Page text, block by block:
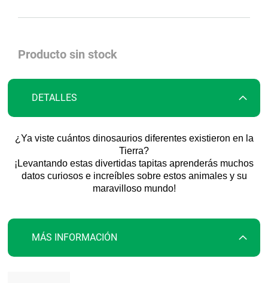
Producto sin stock
DETALLES
¿Ya viste cuántos dinosaurios diferentes existieron en la
Tierra?
¡Levantando estas divertidas tapitas aprenderás muchos
datos curiosos e increíbles sobre estos animales y su
maravilloso mundo!
MÁS INFORMACIÓN